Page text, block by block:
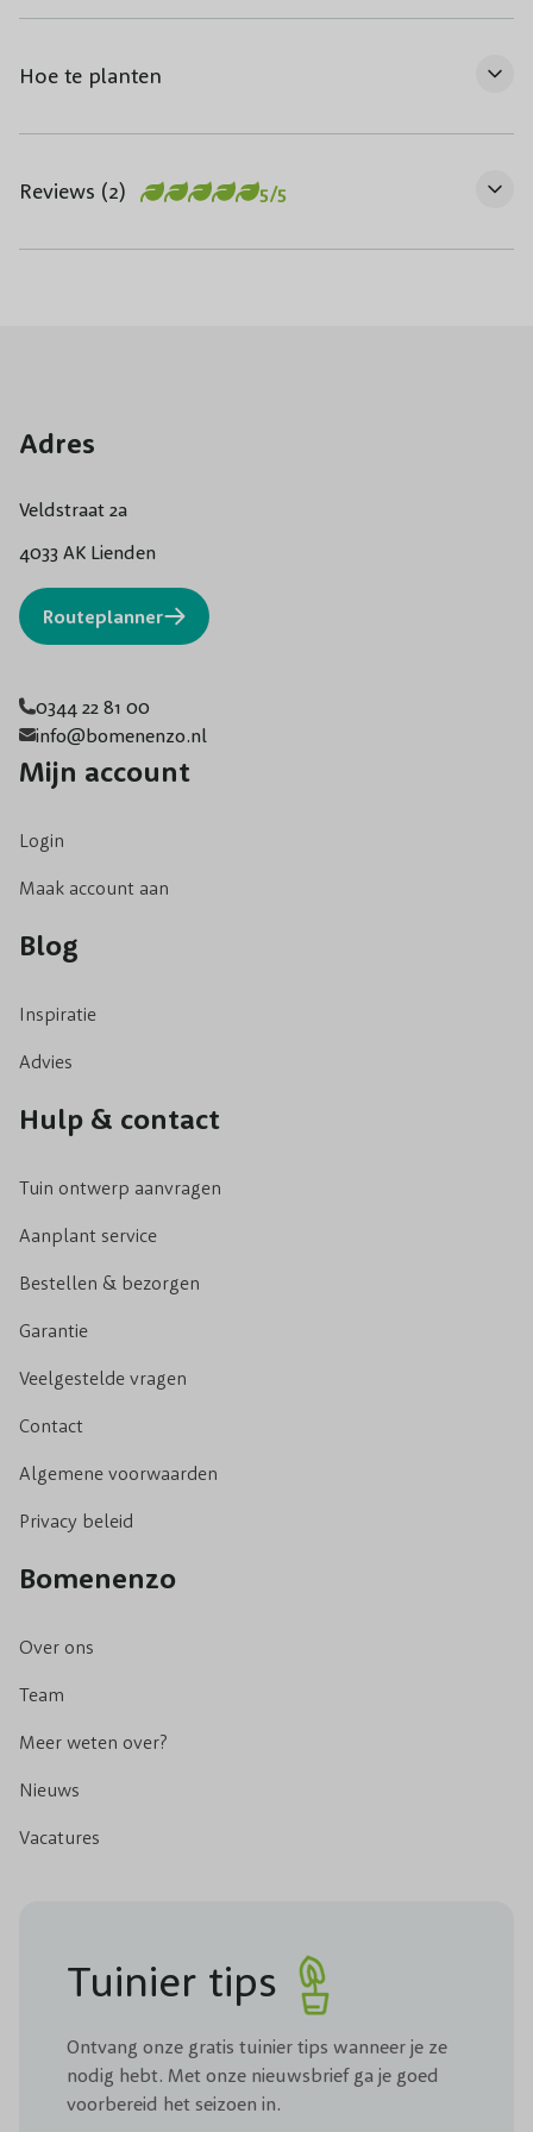
Hoe te planten
Reviews (2) 5/5
Adres
Veldstraat 2a
4033 AK Lienden
Routeplanner
0344 22 81 00
info@bomenenzo.nl
Mijn account
Login
Maak account aan
Blog
Inspiratie
Advies
Hulp & contact
Tuin ontwerp aanvragen
Aanplant service
Bestellen & bezorgen
Garantie
Veelgestelde vragen
Contact
Algemene voorwaarden
Privacy beleid
Bomenenzo
Over ons
Team
Meer weten over?
Nieuws
Vacatures
Tuinier tips
Ontvang onze gratis tuinier tips wanneer je ze
nodig hebt. Met onze nieuwsbrief ga je goed
voorbereid het seizoen in.